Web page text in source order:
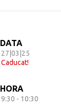
DATA
27|03|25
Caducat!
HORA
9:30 - 10:30